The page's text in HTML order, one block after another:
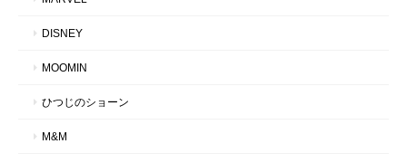
DISNEY
MOOMIN
ひつじのショーン
M&M